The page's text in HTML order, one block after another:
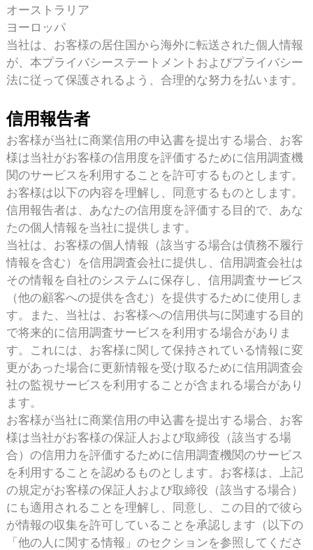
オーストラリア
ヨーロッパ
当社は、お客様の居住国から海外に転送された個人情報
が、本プライバシーステートメントおよびプライバシー
法に従って保護されるよう、合理的な努力を払います。
信用報告者
お客様が当社に商業信用の申込書を提出する場合、お客
様は当社がお客様の信用度を評価するために信用調査機
関のサービスを利用することを許可するものとします。
お客様は以下の内容を理解し、同意するものとします。
信用報告者は、あなたの信用度を評価する目的で、あな
たの個人情報を当社に提供します。
当社は、お客様の個人情報（該当する場合は債務不履行
情報を含む）を信用調査会社に提供し、信用調査会社は
その情報を自社のシステムに保存し、信用調査サービス
（他の顧客への提供を含む）を提供するために使用しま
す。また、当社は、お客様への信用供与に関連する目的
で将来的に信用調査サービスを利用する場合がありま
す。これには、お客様に関して保持されている情報に変
更があった場合に更新情報を受け取るために信用調査会
社の監視サービスを利用することが含まれる場合があり
ます。
お客様が当社に商業信用の申込書を提出する場合、お客
様は当社がお客様の保証人および取締役（該当する場
合）の信用力を評価するために信用調査機関のサービス
を利用することを認めるものとします。お客様は、上記
の規定がお客様の保証人および取締役（該当する場合）
にも適用されることを理解し、同意し、この目的で彼ら
が情報の収集を許可していることを承認します（以下の
「他の人に関する情報」のセクションを参照してくださ